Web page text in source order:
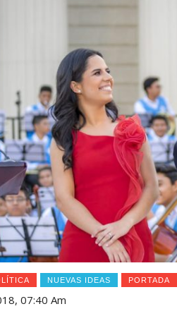
NUEVAS IDEAS PORTADA
07:40 Am